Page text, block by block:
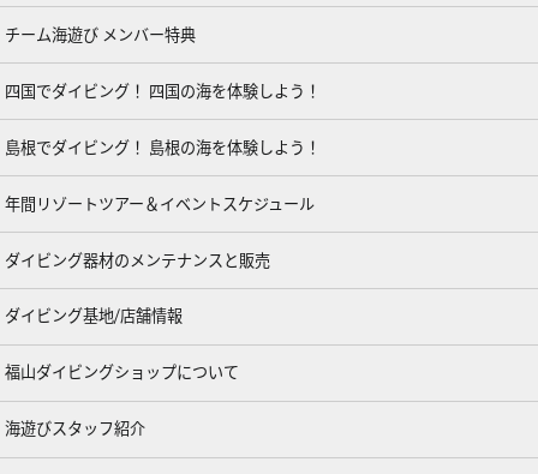
チーム海遊び メンバー特典
四国でダイビング！ 四国の海を体験しよう！
島根でダイビング！ 島根の海を体験しよう！
年間リゾートツアー＆イベントスケジュール
ダイビング器材のメンテナンスと販売
ダイビング基地/店舗情報
福山ダイビングショップについて
海遊びスタッフ紹介